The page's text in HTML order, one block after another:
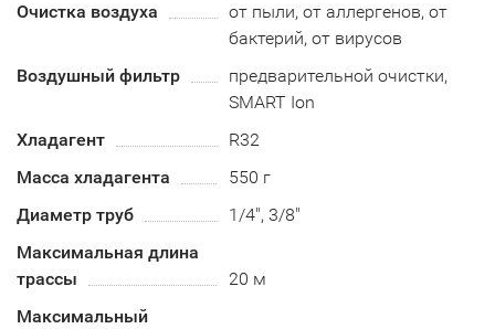
Очистка воздуха
от пыли, от аллергенов, от
бактерий, от вирусов
Воздушный фильтр
предварительной очистки,
SMART Ion
Хладагент
R32
Масса хладагента
550 г
Диаметр труб
1/4", 3/8"
Максимальная длина
трассы
20 м
Максимальный